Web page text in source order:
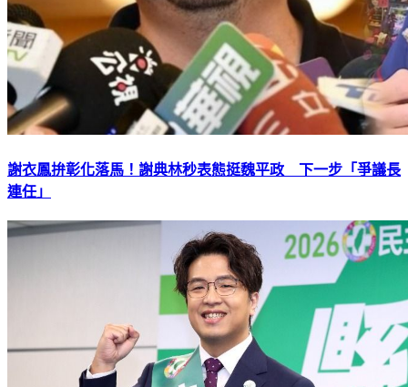
謝衣鳳拚彰化落馬！謝典林秒表態挺魏平政 下一步「爭議長
連任」